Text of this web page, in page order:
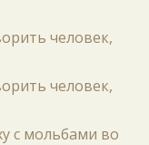
человек,
человек,
с мольбами во